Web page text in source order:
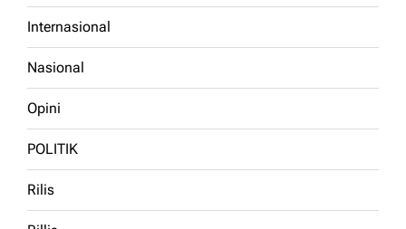
Internasional
Nasional
Opini
POLITIK
Rilis